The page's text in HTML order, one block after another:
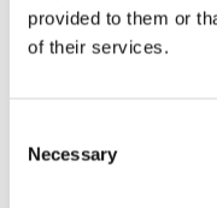
provided to them or
of their services.
Selection
Necessary